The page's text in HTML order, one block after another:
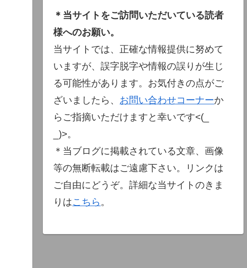
＊当サイトをご訪問いただいている読者
様へのお願い。
当サイトでは、正確な情報提供に努めて
いますが、誤字脱字や情報の誤りが生じ
る可能性があります。お気付きの点がご
ざいましたら、 お問い合わせコーナーか
らご指摘いただけますと幸いです<(_
_)>。
＊当ブログに掲載されている文章、画像
等の無断転載はご遠慮下さい。リンクは
ご自由にどうぞ。詳細な当サイトのきま
りはこちら 。